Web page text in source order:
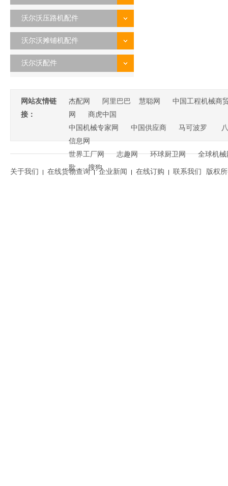
沃尔沃压路机配件
沃尔沃摊铺机配件
沃尔沃配件
网站友情链
接：
杰配网 阿里巴巴 慧聪网
中国工程机械商
网
商虎中国
中国机械专家网
中国供应商 马可波罗
信息网
世界工厂网
志趣网 环球厨卫网
全球机械
歌
搜狗
关于我们 在线货物查询 企业新闻 在线订购 联系我们 版权